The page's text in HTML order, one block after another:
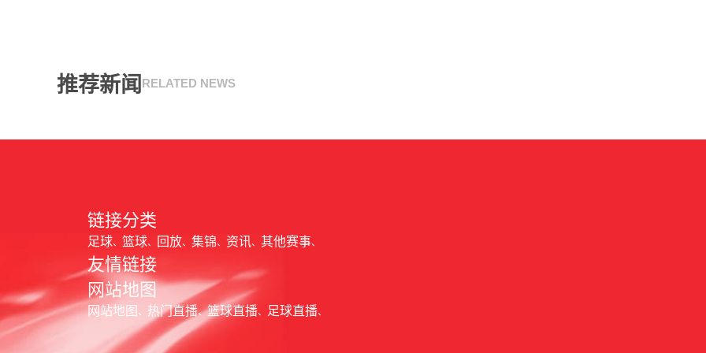
推荐新闻 RELATED NEWS
链接分类
足球 篮球 回放 集锦 资讯 其他赛事
友情链接
网站地图
网站地图 热门直播 篮球直播 足球直播